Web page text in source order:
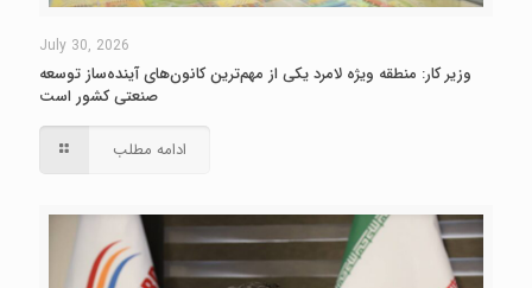
July 30, 2026
وزیر کار: منطقه ویژه لامرد یکی از مهم‌ترین کانون‌های آینده‌ساز توسعه
صنعتی کشور است
ادامه مطلب